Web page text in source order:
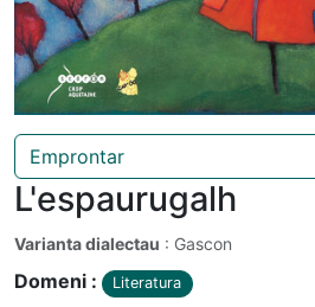
Emprontar
L'espaurugalh
Varianta dialectau : Gascon
Domeni : Literatura